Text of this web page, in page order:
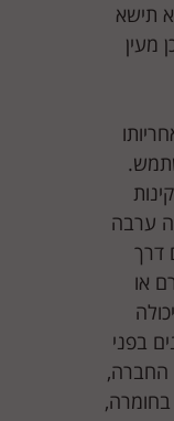
תישא
מעין
ערבה
דרך
או
בפני
החברה,
בחומרה,